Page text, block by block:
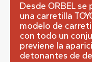
Desde ORBEL
una carretilla
modelo de
con todo un
previene la
detonantes de